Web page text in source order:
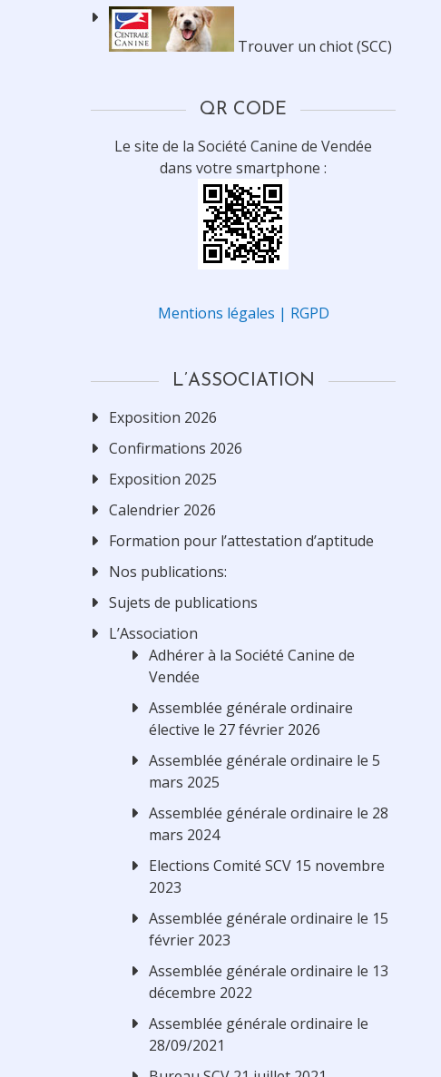
Trouver un chiot (SCC)
QR CODE
Le site de la Société Canine de Vendée
dans votre smartphone :
Mentions légales | RGPD
L’ASSOCIATION
Exposition 2026
Confirmations 2026
Exposition 2025
Calendrier 2026
Formation pour l’attestation d’aptitude
Nos publications:
Sujets de publications
L’Association
Adhérer à la Société Canine de
Vendée
Assemblée générale ordinaire
élective le 27 février 2026
Assemblée générale ordinaire le 5
mars 2025
Assemblée générale ordinaire le 28
mars 2024
Elections Comité SCV 15 novembre
2023
Assemblée générale ordinaire le 15
février 2023
Assemblée générale ordinaire le 13
décembre 2022
Assemblée générale ordinaire le
28/09/2021